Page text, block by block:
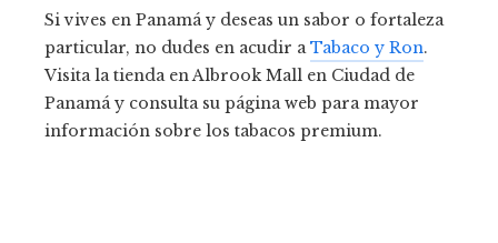
Si vives en Panamá y deseas un sabor o fortaleza
particular, no dudes en acudir aTabaco y Ron.
Visita la tienda en Albrook Mall en Ciudad de
Panamá y consulta su página web para mayor
información sobre los tabacos premium.